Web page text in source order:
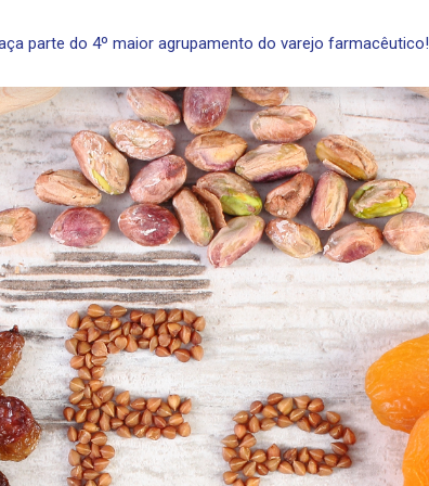
parte do 4º maior agrupamento do varejo farmacêutico!